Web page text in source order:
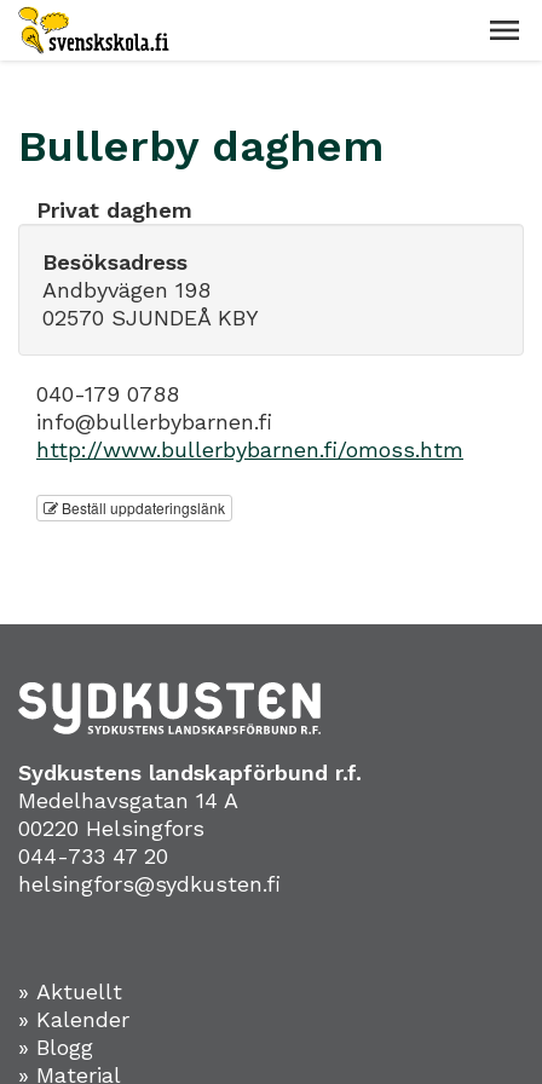
Bullerby daghem
Privat daghem
Besöksadress
Andbyvägen 198
02570 SJUNDEÅ KBY
040-179 0788
info@bullerbybarnen.fi
http://www.bullerbybarnen.fi/omoss.htm
Beställ uppdateringslänk
Sydkustens landskapförbund r.f.
Medelhavsgatan 14 A
00220 Helsingfors
044-733 47 20
helsingfors@sydkusten.fi
» Aktuellt
» Kalender
» Blogg
» Material